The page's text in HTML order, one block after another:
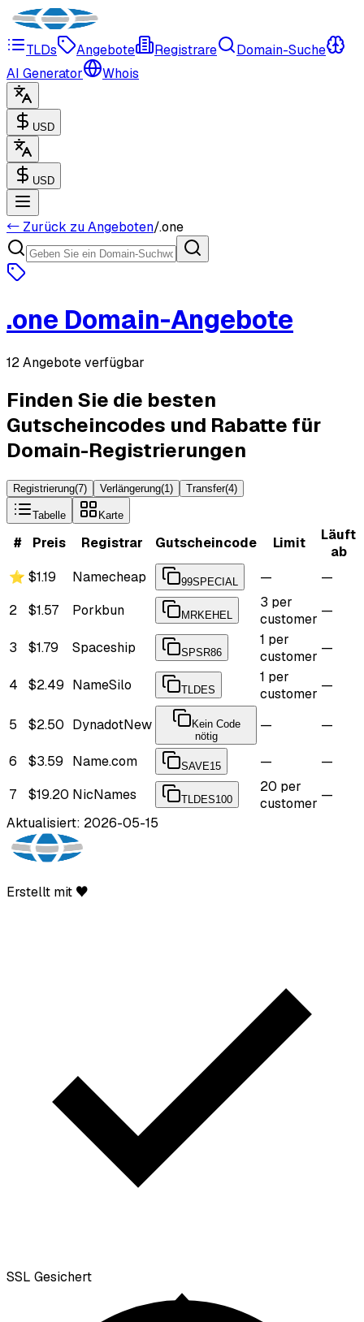
TLDs Angebote Registrare
Domain-Suche
AI Generator
Whois
USD
USD
← Zurück zu Angeboten/.one
.one Domain-Angebote
12 Angebote verfügbar
Finden Sie die besten
Gutscheincodes und Rabatte für
Domain-Registrierungen
Registrierung(7) Verlängerung(1) Transfer(4)
Tabelle Karte
# Preis Registrar Gutscheincode Limit
Läuft
ab
⭐ $1.19 Namecheap 99SPECIAL —
—
2
$1.57 Porkbun MRKEHEL
3 per
customer
—
3 $1.79 Spaceship SPSR86
1 per
customer
—
4 $2.49 NameSilo TLDES
1 per
customer
—
5 $2.50 DynadotNew
Kein Code
nötig
— —
6 $3.59 Name.com SAVE15 —
—
7
$19.20 NicNames TLDES100
20 per
customer
—
Aktualisiert: 2026-05-15
Erstellt mit ♥
SSL Gesichert